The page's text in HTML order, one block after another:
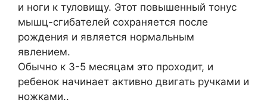
и ноги к туловищу. Этот повышенный тонус
мышц-сгибателей сохраняется после
рождения и является нормальным
явлением.
Обычно к 3-5 месяцам это проходит, и
ребенок начинает активно двигать ручками и
ножками..